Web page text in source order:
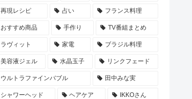
再現レシピ 占い フランス料理
おすすめ商品 手作り TV番組まとめ
ラヴィット 家電 ブラジル料理
美容液ジェル 水晶玉子 リンクフェード
ウルトラファインバブル 田中みな実
シャワーヘッド ヘアケア IKKOさん